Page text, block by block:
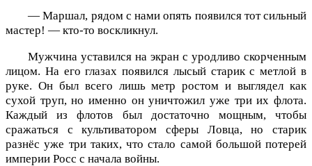
— Маршал, рядом с нами опять появился тот сильный
мастер! — кто-то воскликнул.
Мужчина уставился на экран с уродливо скорченным
лицом. На его глазах появился лысый старик с метлой в
руке. Он был всего лишь метр ростом и выглядел как
сухой труп, но именно он уничтожил уже три их флота.
Каждый из флотов был достаточно мощным, чтобы
сражаться с культиватором сферы Ловца, но старик
разнёс уже три таких, что стало самой большой потерей
империи Росс с начала войны.